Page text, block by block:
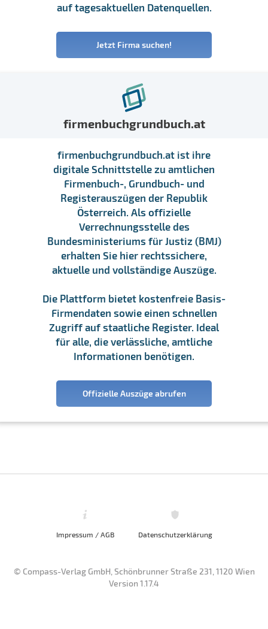
auf tagesaktuellen Datenquellen.
Jetzt Firma suchen!
firmenbuchgrundbuch.at
firmenbuchgrundbuch.at ist ihre
digitale Schnittstelle zu amtlichen
Firmenbuch-, Grundbuch- und
Registerauszügen der Republik
Österreich. Als offizielle
Verrechnungsstelle des
Bundesministeriums für Justiz (BMJ)
erhalten Sie hier rechtssichere,
aktuelle und vollständige Auszüge.
Die Plattform bietet kostenfreie Basis-
Firmendaten sowie einen schnellen
Zugriff auf staatliche Register. Ideal
für alle, die verlässliche, amtliche
Informationen benötigen.
Offizielle Auszüge abrufen
Impressum / AGB Datenschutzerklärung
© Compass-Verlag GmbH, Schönbrunner Straße 231, 1120 Wien
Version 1.17.4